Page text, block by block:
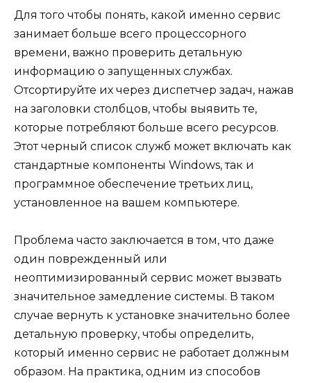
Для того чтобы понять, какой именно сервис
занимает больше всего процессорного
времени, важно проверить детальную
информацию о запущенных службах.
Отсортируйте их через диспетчер задач, нажав
на заголовки столбцов, чтобы выявить те,
которые потребляют больше всего ресурсов.
Этот черный список служб может включать как
стандартные компоненты Windows, так и
программное обеспечение третьих лиц,
установленное на вашем компьютере.
Проблема часто заключается в том, что даже
один поврежденный или
неоптимизированный сервис может вызвать
значительное замедление системы. В таком
случае вернуть к установке значительно более
детальную проверку, чтобы определить,
который именно сервис не работает должным
образом. На практика, одним из способов